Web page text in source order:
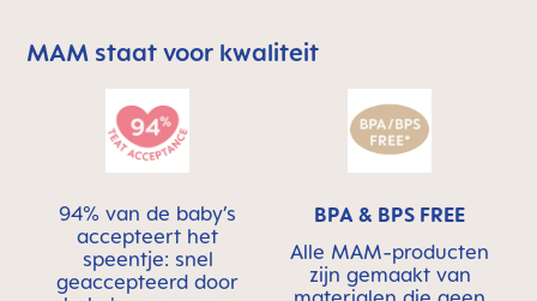
Skip MAM Means Quality Icon Bar
MAM staat voor kwaliteit
94% van de baby’s
accepteert het
speentje: snel
geaccepteerd door
BPA & BPS FREE
Alle MAM-producten
zijn gemaakt van